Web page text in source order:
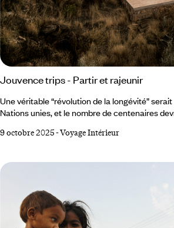
Jouvence trips - Partir et rajeunir
Une véritable “révolution de la longévité” serait
Nations unies, et le nombre de centenaires
médicinales, shinrin-yoku (bain de forêt)… –,
magiques : le monde regorge de lieux où il
le temps.
9 octobre 2025-Voyage Intérieur